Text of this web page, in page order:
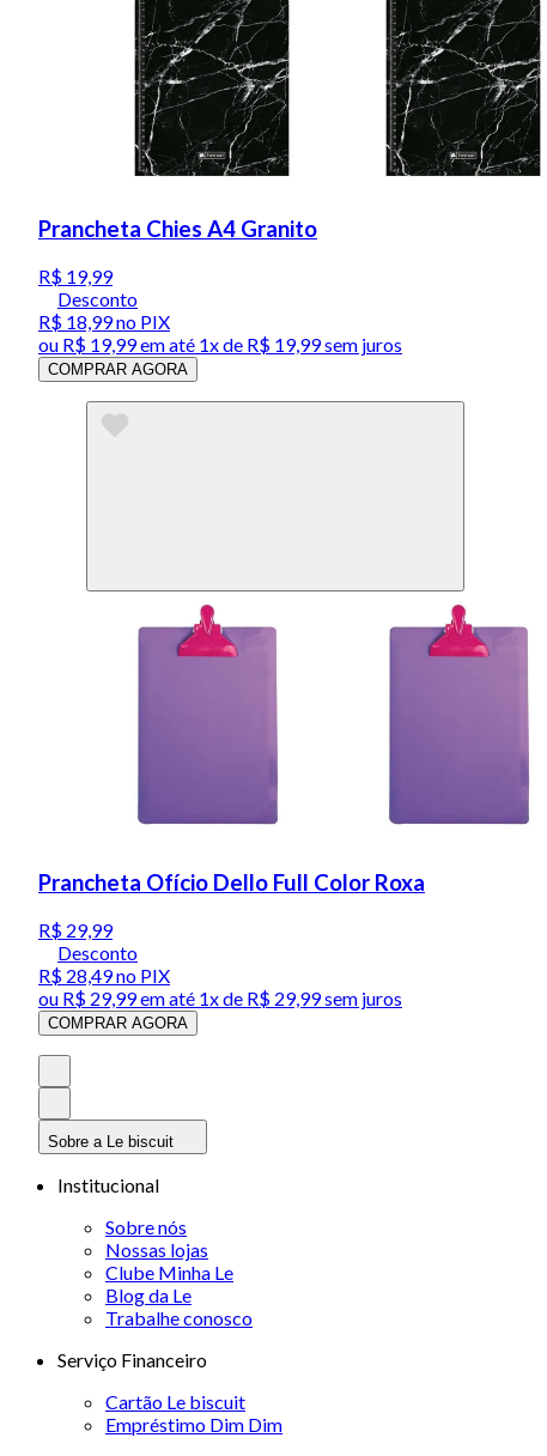
Prancheta Chies A4 Granito
R$ 19,99
Desconto
R$ 18,99no PIX
ou R$ 19,99em até 1x de R$ 19,99sem juros
COMPRAR AGORA
Prancheta Ofício Dello Full Color Roxa
R$ 29,99
Desconto
R$ 28,49no PIX
ou R$ 29,99em até 1x de R$ 29,99sem juros
COMPRAR AGORA
Sobre a Le biscuit
Institucional
Sobre nós
Nossas lojas
Clube Minha Le
Blog da Le
Trabalhe conosco
Serviço Financeiro
Cartão Le biscuit
Empréstimo Dim Dim